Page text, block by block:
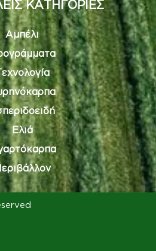
ΚΑΤΗΓΟΡΙΕΣ
Αμπέλι
Ελιά